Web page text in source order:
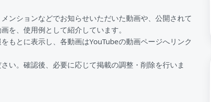
ンションなどでお知らせいただいた動画や、公開されて
を、使用例として紹介しています。
もとに表示し、各動画はYouTubeの動画ページへリンク
い。確認後、必要に応じて掲載の調整・削除を行いま